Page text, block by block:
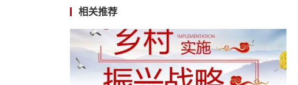
相关推荐